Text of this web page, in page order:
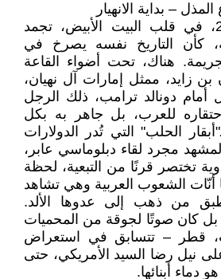
– بداية الانهيار
في خريف عام 2017، في قلب البيت الأبيض، تجمد
كأن التاريخ نفسه يصرخ في
هناك، تحت أضواء القاعة
زايد، ممثل إمارات آل نهيان،
دونالد ترامب، ذلك الرجل
للعرب، بل جاهر به بكل
الحلب" التي تُدر الدولارات
مجرد لقاء دبلوماسي عابر،
تختصر قرنًا من التبعية، لحظة
أنّات الشعوب العربية وهي تشاهد
من ذهب إلى عدوها الألد.
كان صوتًا لجوقة من المحميات
قطر – تتسابق في استعراض
على نيل رضا السيد الأمريكي، حتى
دماء أبنائها.